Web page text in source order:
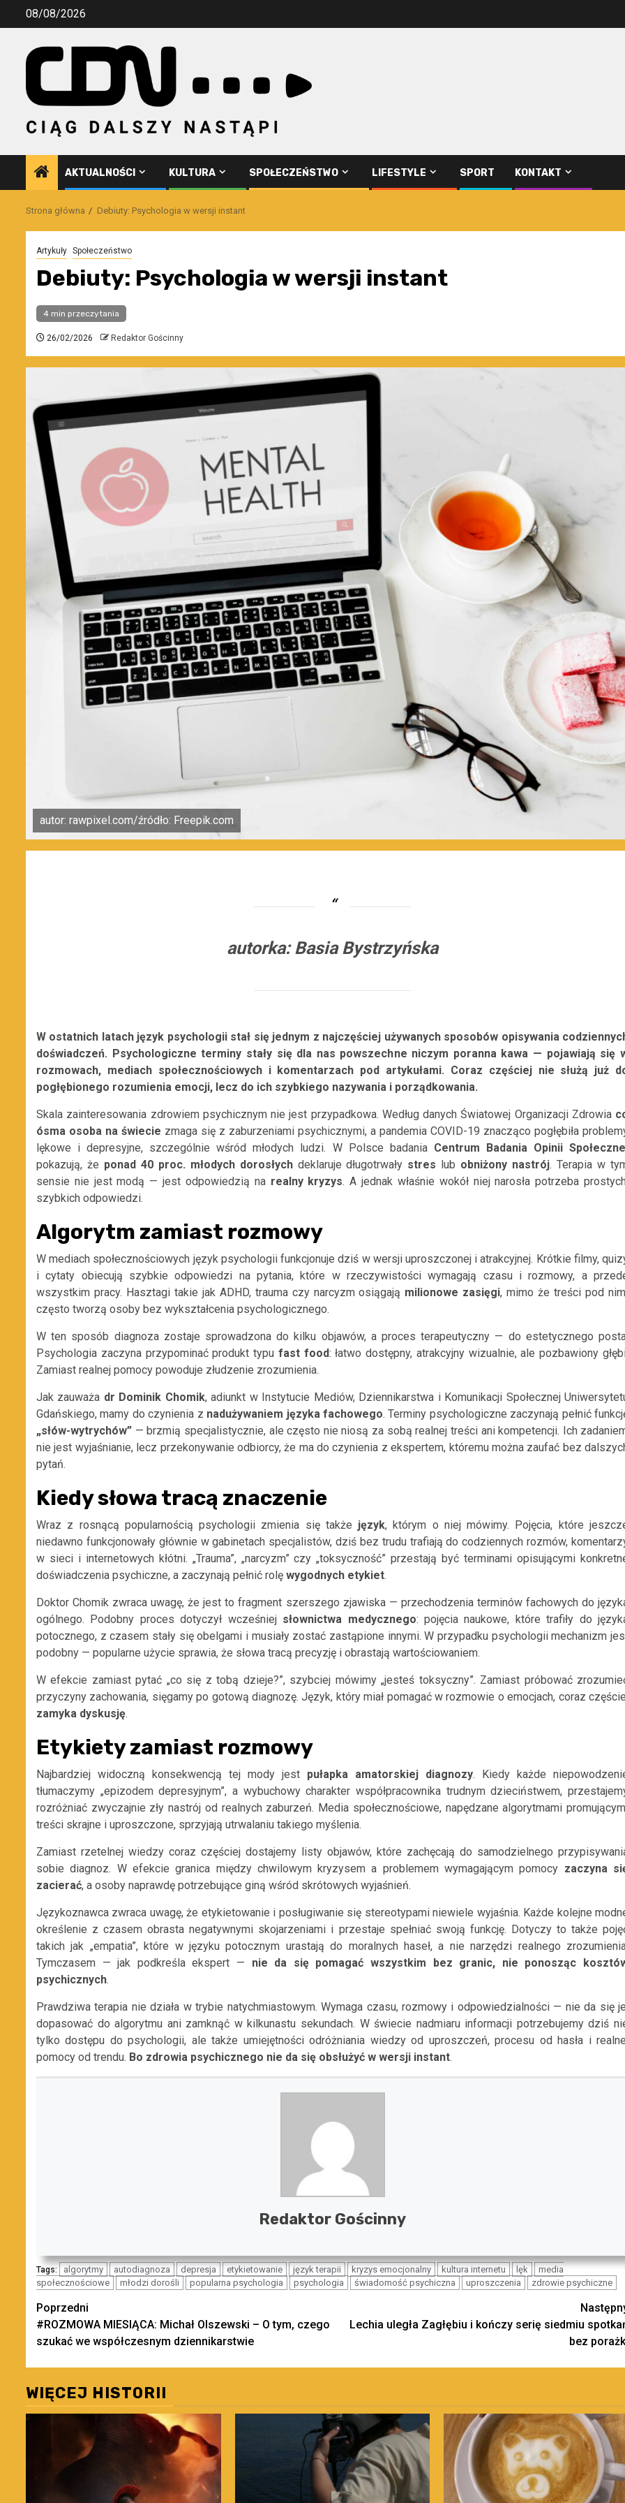
Przejdź08/08/2026
AKTUALNOŚCI KULTURA SPOŁECZEŃSTWO LIFESTYLE SPORT KONTAKT
Strona główna Debiuty: Psychologia w wersji instant
Artykuły Społeczeństwo
Debiuty: Psychologia w wersji instant
4 min przeczytania
26/02/2026 Redaktor Gościnny
autor: rawpixel.com/źródło: Freepik.com
autorka: Basia Bystrzyńska
W ostatnich latach język psychologii stał się jednym z najczęściej używanych sposobów opisywania
doświadczeń. Psychologiczne terminy stały się dla nas powszechne niczym poranna kawa — pojawiają się
rozmowach, mediach społecznościowych i komentarzach pod artykułami. Coraz częściej nie służą już
pogłębionego rozumienia emocji, lecz do ich szybkiego nazywania i porządkowania.
Skala zainteresowania zdrowiem psychicznym nie jest przypadkowa. Według danych Światowej Organizacji Zdrowia
ósma osoba na świecie zmaga się z zaburzeniami psychicznymi, a pandemia COVID-19 znacząco pogłębiła
lękowe i depresyjne, szczególnie wśród młodych ludzi. W Polsce badania Centrum Badania Opinii
pokazują, że ponad 40 proc. młodych dorosłychdeklaruje długotrwały stres lub obniżony nastrój. Terapia w
sensie nie jest modą — jest odpowiedzią na realny kryzys. A jednak właśnie wokół niej narosła potrzeba
szybkich odpowiedzi.
Algorytm zamiast rozmowy
W mediach społecznościowych język psychologii funkcjonuje dziś w wersji uproszczonej i atrakcyjnej. Krótkie filmy,
i cytaty obiecują szybkie odpowiedzi na pytania, które w rzeczywistości wymagają czasu i rozmowy, a
wszystkim pracy. Hasztagi takie jak ADHD, trauma czy narcyzm osiągają milionowe zasięgi, mimo że treści pod
często tworzą osoby bez wykształcenia psychologicznego.
W ten sposób diagnoza zostaje sprowadzona do kilku objawów, a proces terapeutyczny — do estetycznego
Psychologia zaczyna przypominać produkt typu fast food: łatwo dostępny, atrakcyjny wizualnie, ale pozbawiony
Zamiast realnej pomocy powoduje złudzenie zrozumienia.
Jak zauważa dr Dominik Chomik, adiunkt w Instytucie Mediów, Dziennikarstwa i Komunikacji Społecznej
Gdańskiego, mamy do czynienia z nadużywaniem języka fachowego. Terminy psychologiczne zaczynają pełnić
„słów-wytrychów” — brzmią specjalistycznie, ale często nie niosą za sobą realnej treści ani kompetencji. Ich
nie jest wyjaśnianie, lecz przekonywanie odbiorcy, że ma do czynienia z ekspertem, któremu można zaufać bez
pytań.
Kiedy słowa tracą znaczenie
Wraz z rosnącą popularnością psychologii zmienia się także język, którym o niej mówimy. Pojęcia, które
niedawno funkcjonowały głównie w gabinetach specjalistów, dziś bez trudu trafiają do codziennych rozmów,
w sieci i internetowych kłótni. „Trauma”, „narcyzm” czy „toksyczność” przestają być terminami opisującymi
doświadczenia psychiczne, a zaczynają pełnić rolę wygodnych etykiet.
Doktor Chomik zwraca uwagę, że jest to fragment szerszego zjawiska — przechodzenia terminów fachowych do
ogólnego. Podobny proces dotyczył wcześniej słownictwa medycznego: pojęcia naukowe, które trafiły do
potocznego, z czasem stały się obelgami i musiały zostać zastąpione innymi. W przypadku psychologii mechanizm
podobny — popularne użycie sprawia, że słowa tracą precyzję i obrastają wartościowaniem.
W efekcie zamiast pytać „co się z tobą dzieje?”, szybciej mówimy „jesteś toksyczny”. Zamiast próbować
przyczyny zachowania, sięgamy po gotową diagnozę. Język, który miał pomagać w rozmowie o emocjach, coraz
zamyka dyskusję.
Etykiety zamiast rozmowy
Najbardziej widoczną konsekwencją tej mody jest pułapka amatorskiej diagnozy. Kiedy każde
tłumaczymy „epizodem depresyjnym”, a wybuchowy charakter współpracownika trudnym dzieciństwem,
rozróżniać zwyczajnie zły nastrój od realnych zaburzeń. Media społecznościowe, napędzane algorytmami
treści skrajne i uproszczone, sprzyjają utrwalaniu takiego myślenia.
Zamiast rzetelnej wiedzy coraz częściej dostajemy listy objawów, które zachęcają do samodzielnego
sobie diagnoz. W efekcie granica między chwilowym kryzysem a problemem wymagającym pomocy zaczyna
zacierać, a osoby naprawdę potrzebujące giną wśród skrótowych wyjaśnień.
Językoznawca zwraca uwagę, że etykietowanie i posługiwanie się stereotypami niewiele wyjaśnia. Każde kolejne
określenie z czasem obrasta negatywnymi skojarzeniami i przestaje spełniać swoją funkcję. Dotyczy to także
takich jak „empatia”, które w języku potocznym urastają do moralnych haseł, a nie narzędzi realnego
Tymczasem — jak podkreśla ekspert — nie da się pomagać wszystkim bez granic, nie ponosząc
psychicznych.
Prawdziwa terapia nie działa w trybie natychmiastowym. Wymaga czasu, rozmowy i odpowiedzialności — nie da się
dopasować do algorytmu ani zamknąć w kilkunastu sekundach. W świecie nadmiaru informacji potrzebujemy dziś
tylko dostępu do psychologii, ale także umiejętności odróżniania wiedzy od uproszczeń, procesu od hasła i
pomocy od trendu. Bo zdrowia psychicznego nie da się obsłużyć w wersji instant.
Redaktor Gościnny
Tags: algorytmy autodiagnoza depresja etykietowanie język terapii kryzys emocjonalny kultura internetu lęk
media
społecznościowe
młodzi dorośli popularna psychologia psychologia świadomość psychiczna uproszczenia zdrowie psychiczne
Zobacz
wpisy
Poprzedni
#ROZMOWA MIESIĄCA: Michał Olszewski – O tym, czego
szukać we współczesnym dziennikarstwie
Lechia uległa Zagłębiu i kończy serię siedmiu
bez
WIĘCEJ HISTORII